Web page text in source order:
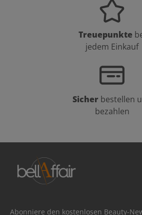
Treuepunkte
jedem Einkauf
Sicher bestellen
bezahlen
Abonniere den kostenlosen Beauty-